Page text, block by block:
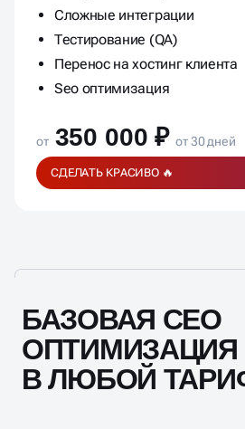
Сложные интеграции
Тестирование (QA)
Перенос на хостинг клиента
Seo оптимизация
от 350 000 ₽ от 30 дней
СДЕЛАТЬ КРАСИВО 🔥
БАЗОВАЯ СЕО
ОПТИМИЗАЦИЯ
В ЛЮБОЙ